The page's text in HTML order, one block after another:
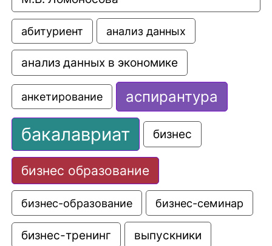
абитуриент анализ данных
анализ данных в экономике
анкетирование аспирантура
бакалавриат бизнес
бизнес образование
бизнес-образование бизнес-семинар
бизнес-тренинг выпускники